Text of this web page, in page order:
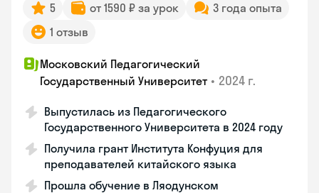
5 от 1590 ₽ за урок
3 года опыта
1 отзыв
Московский Педагогический
Государственный Университет • 2024 г.
Выпустилась из Педагогического
Государственного Университета в 2024 году
Получила грант Института Конфуция для
преподавателей китайского языка
Прошла обучение в Ляодунском